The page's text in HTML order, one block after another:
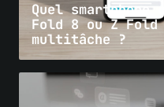
Quel
Fold 8 ou Z
multitâche ?